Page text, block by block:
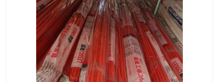
UPVC电力通讯管 MPP电力通信管
联塑PVC管 联塑PPR管
联塑PE管 联塑家装红蓝线管